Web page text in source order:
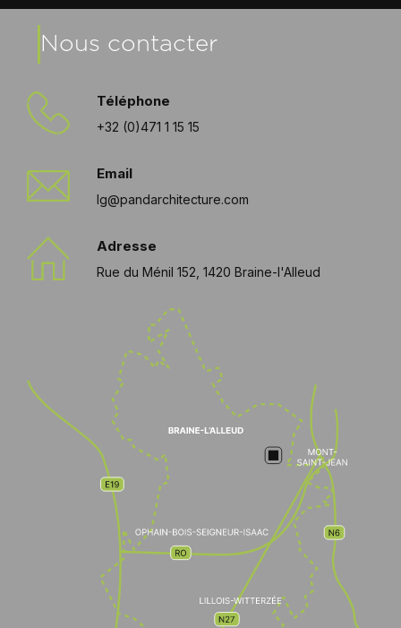
Nous contacter
Téléphone
+32 (0)471 1 15 15
Email
lg@pandarchitecture.com
Adresse
Rue du Ménil 152, 1420 Braine-l'Alleud